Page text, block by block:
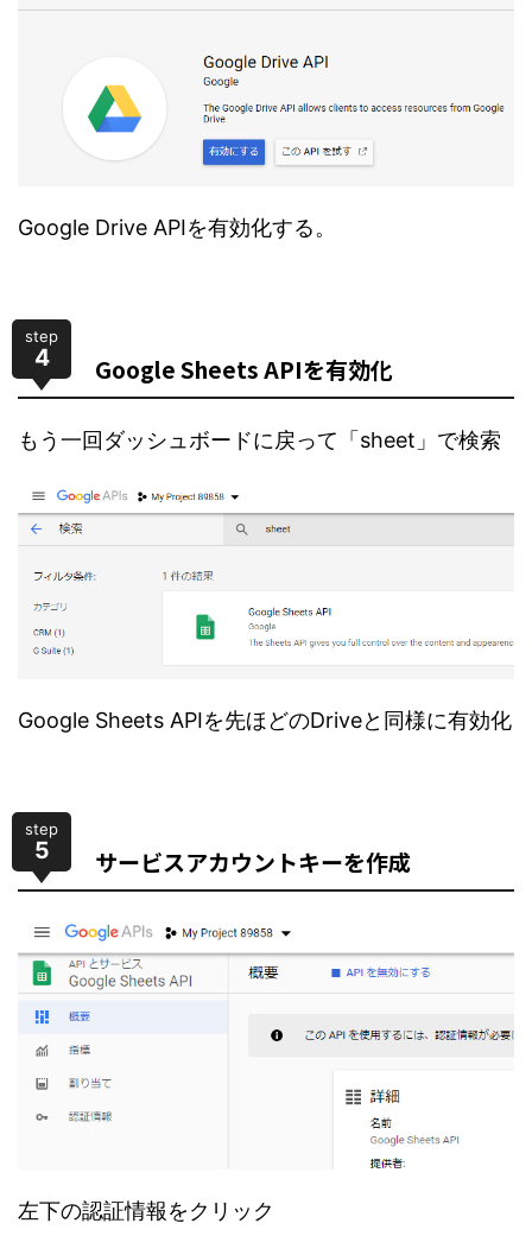
Google Drive APIを有効化する。
step
4 Google Sheets APIを有効化
もう一回ダッシュボードに戻って「sheet」で検索
Google Sheets APIを先ほどのDriveと同様に有効化
step
5 サービスアカウントキーを作成
左下の認証情報をクリック